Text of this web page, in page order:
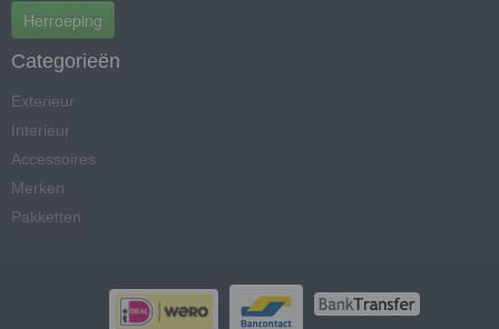
Herroeping
Categorieën
Exterieur
Interieur
Accessoires
Merken
Pakketten